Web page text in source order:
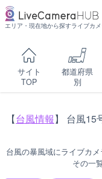
エリア・現在地から探すライブカメ
サイト
TOP
都道府県
別
【台風情報】 台風15
台風の暴風域にライブカ
その一